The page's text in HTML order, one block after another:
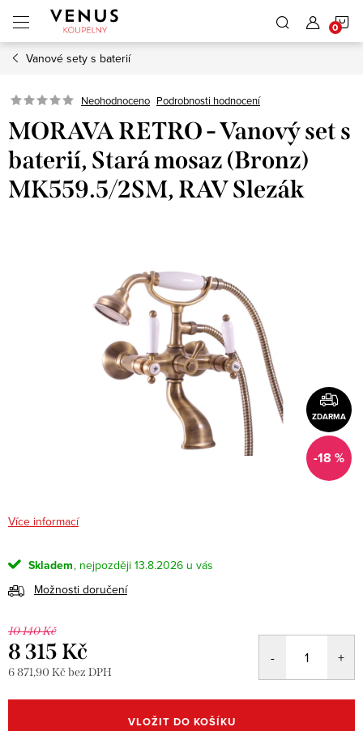
obsah
Vanové sety s baterií
Neohodnoceno Podrobnosti hodnocení
MORAVA RETRO - Vanový set s
baterií, Stará mosaz (Bronz)
MK559.5/2SM, RAV Slezák
ZDARMA
-18 %
Více informací
Skladem
13.8.2026
Možnosti doručení
10 140 Kč
8 315 Kč
6 871,90 Kč bez DPH
cena:
VLOŽIT DO KOŠÍKU